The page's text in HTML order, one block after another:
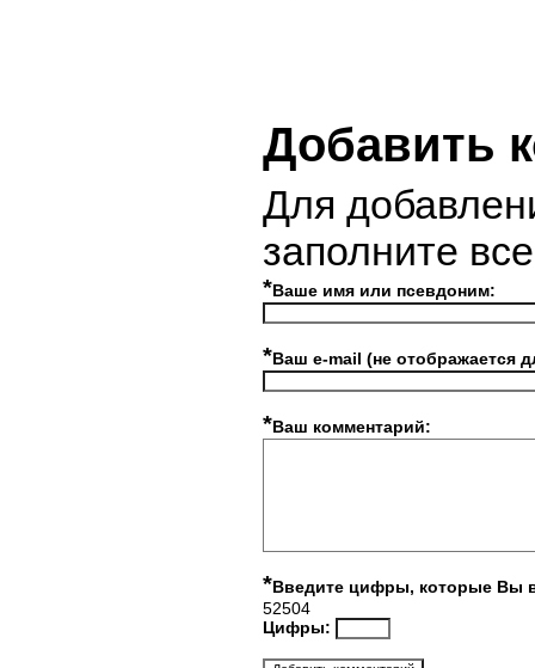
Добавить
Для
заполните
*Ваше имя или псевдоним:
*Ваш e-mail (не отображается
*Ваш комментарий:
*Введите цифры, которые Вы
52504
Цифры: